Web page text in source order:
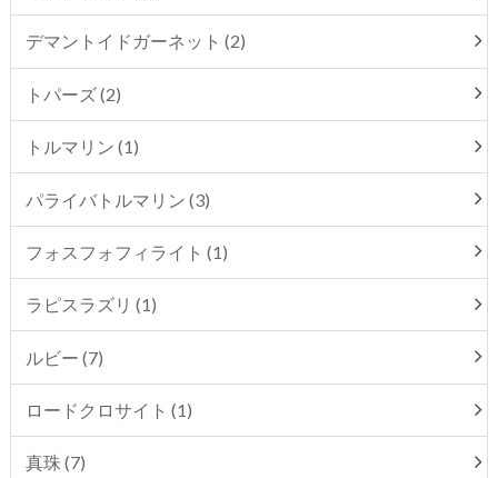
デマントイドガーネット (2)
トパーズ (2)
トルマリン (1)
パライバトルマリン (3)
フォスフォフィライト (1)
ラピスラズリ (1)
ルビー (7)
ロードクロサイト (1)
真珠 (7)